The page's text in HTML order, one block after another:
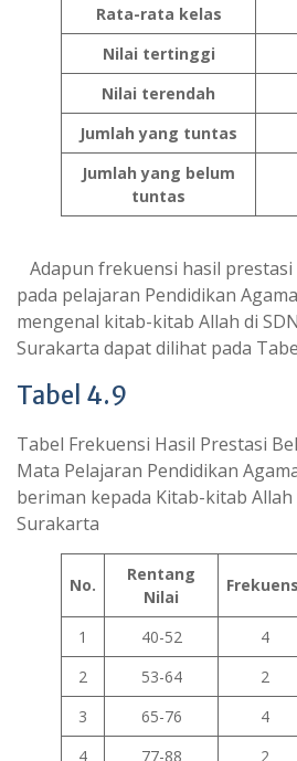
Rata-rata kelas
Nilai tertinggi
Nilai terendah
Jumlah yang tuntas
Jumlah yang belum
tuntas
Adapun frekuensi hasil prestasi
pada pelajaran Pendidikan
mengenal kitab-kitab Allah di
Surakarta dapat dilihat pada
Tabel 4.9
Tabel Frekuensi Hasil Prestasi
Mata Pelajaran Pendidikan
beriman kepada Kitab-kitab Allah
Surakarta
No.
Rentang
Nilai
1
40-52 4
2
53-64 2
3
65-76 4
4
77-88 2